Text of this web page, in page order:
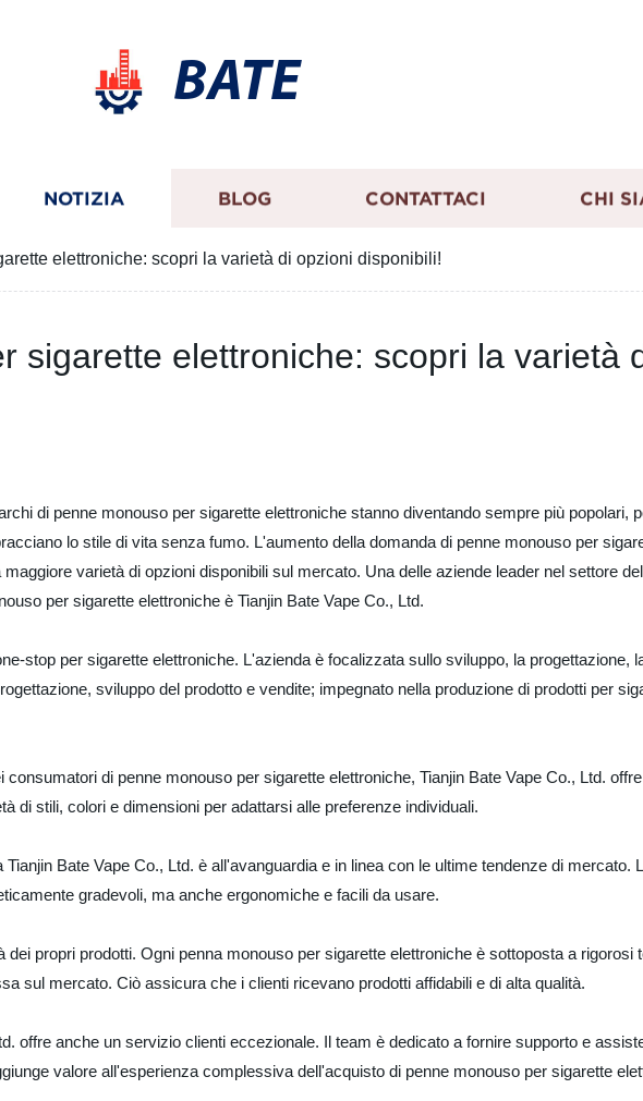
BATE
NOTIZIA BLOG CONTATTACI CHI
elettroniche: scopri la varietà di opzioni disponibili!
sigarette elettroniche: scopri la varietà
di penne monouso per sigarette elettroniche stanno diventando sempre più popolari,
lo stile di vita senza fumo. L'aumento della domanda di penne monouso per
maggiore varietà di opzioni disponibili sul mercato. Una delle aziende leader nel settore
per sigarette elettroniche è Tianjin Bate Vape Co., Ltd.
stop per sigarette elettroniche. L'azienda è focalizzata sullo sviluppo, la progettazione,
sviluppo del prodotto e vendite; impegnato nella produzione di prodotti per
di penne monouso per sigarette elettroniche, Tianjin Bate Vape Co., Ltd.
di stili, colori e dimensioni per adattarsi alle preferenze individuali.
Bate Vape Co., Ltd. è all'avanguardia e in linea con le ultime tendenze di mercato.
gradevoli, ma anche ergonomiche e facili da usare.
propri prodotti. Ogni penna monouso per sigarette elettroniche è sottoposta a rigorosi
sul mercato. Ciò assicura che i clienti ricevano prodotti affidabili e di alta qualità.
offre anche un servizio clienti eccezionale. Il team è dedicato a fornire supporto e
valore all'esperienza complessiva dell'acquisto di penne monouso per sigarette